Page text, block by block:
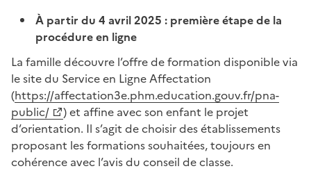
À partir du 4 avril 2025 : première étape de la
procédure en ligne
La famille découvre l’offre de formation disponible via
le site du Service en Ligne Affectation
(https://affectation3e.phm.education.gouv.fr/pna-
public/
) et affine avec son enfant le projet
d’orientation. Il s’agit de choisir des établissements
proposant les formations souhaitées, toujours en
cohérence avec l’avis du conseil de classe.